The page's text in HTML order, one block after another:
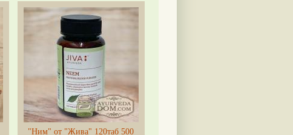
"Ним" от "Жива" 120таб 500